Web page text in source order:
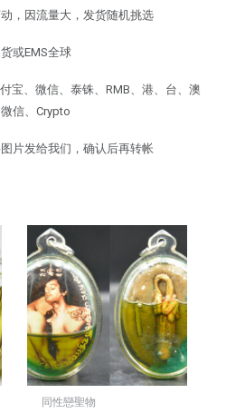
，因流量大，发货随机挑选
或EMS全球
宝、微信、泰铢、RMB、港、台、澳
信、Crypto
片发给我们，确认后再转帐
同性戀聖物